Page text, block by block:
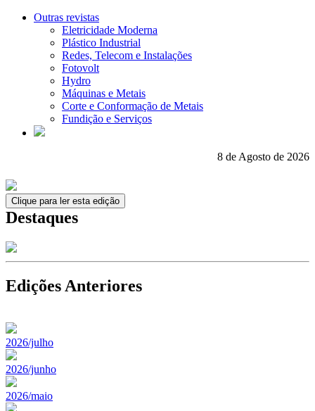
Outras revistas
Eletricidade Moderna
Plástico Industrial
Redes, Telecom e Instalações
Fotovolt
Hydro
Máquinas e Metais
Corte e Conformação de Metais
Fundição e Serviços
8 de Agosto de 2026
Clique para ler esta edição
Destaques
Edições Anteriores
2026/julho
2026/junho
2026/maio